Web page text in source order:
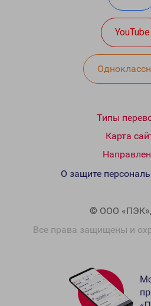
YouTube
Типы
Карта
© ООО
Все права защищены и
О защите